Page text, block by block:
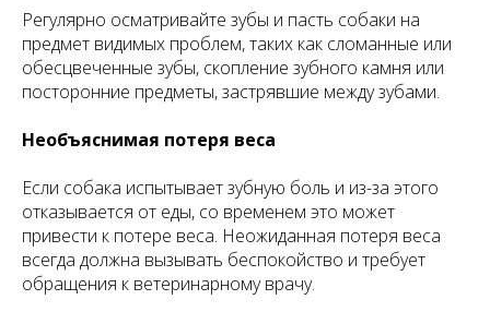
Регулярно осматривайте зубы и пасть собаки на
предмет видимых проблем, таких как сломанные или
обесцвеченные зубы, скопление зубного камня или
посторонние предметы, застрявшие между зубами.
Необъяснимая потеря веса
Если собака испытывает зубную боль и из-за этого
отказывается от еды, со временем это может
привести к потере веса. Неожиданная потеря веса
всегда должна вызывать беспокойство и требует
обращения к ветеринарному врачу.